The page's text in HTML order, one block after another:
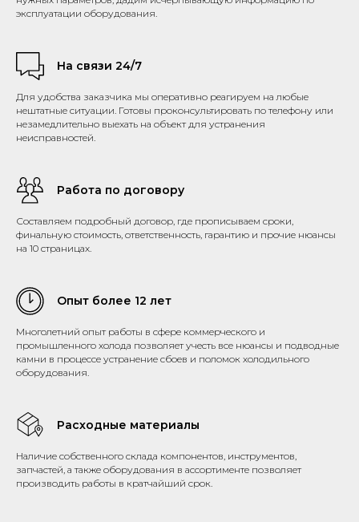
эксплуатации оборудования.
На связи 24/7
Для удобства заказчика мы оперативно реагируем на любые
нештатные ситуации. Готовы проконсультировать по телефону или
незамедлительно выехать на объект для устранения
неисправностей.
Работа по договору
Составляем подробный договор, где прописываем сроки,
финальную стоимость, ответственность, гарантию и прочие нюансы
на 10 страницах.
Опыт более 12 лет
Многолетний опыт работы в сфере коммерческого и
промышленного холода позволяет учесть все нюансы и подводные
камни в процессе устранение сбоев и поломок холодильного
оборудования.
Расходные материалы
Наличие собственного склада компонентов, инструментов,
запчастей, а также оборудования в ассортименте позволяет
производить работы в кратчайший срок.